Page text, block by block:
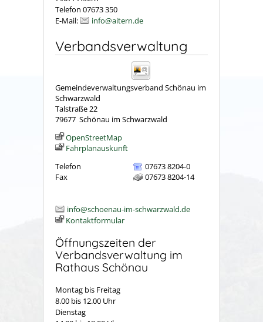
Telefon 07673 350
E-Mail:
info@aitern.de
Verbandsverwaltung
Gemeindeverwaltungsverband Schönau im
Schwarzwald
Talstraße 22
79677 Schönau im Schwarzwald
OpenStreetMap
Fahrplanauskunft
Telefon
07673 8204-0
Fax
07673 8204-14
info@schoenau-im-schwarzwald.de
Kontaktformular
Öffnungszeiten der
Verbandsverwaltung im
Rathaus Schönau
Montag bis Freitag
8.00 bis 12.00 Uhr
Dienstag